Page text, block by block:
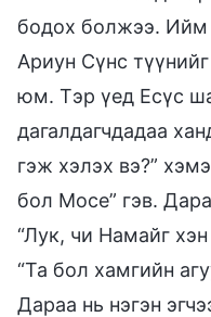
бодох болжээ. Ийм
Ариун Сүнс
юм. Тэр үед Есүс
дагалдагчдадаа
гэж хэлэх вэ?”
бол Мосе” гэв.
“Лук, чи Намайг
“Та бол хамгийн
Дараа нь нэгэн